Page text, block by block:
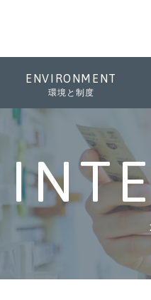
ENVIRONMENT
環境と制度